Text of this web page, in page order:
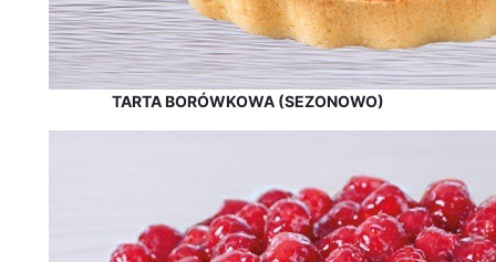
TARTA BORÓWKOWA (SEZONOWO)